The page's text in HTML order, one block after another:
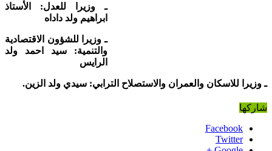
ـ وزيرا للعدل: الأستاذ
ابراهيم ولد داداه
ـ وزيرا للشؤون الاقتصادية
والتنمية: سيد احمد ولد
الرايس
ـ وزيرا للاسكان والعمران والاستصلاح الترابي: سيدي ولد الزين.
شاركها
Facebook
Twitter